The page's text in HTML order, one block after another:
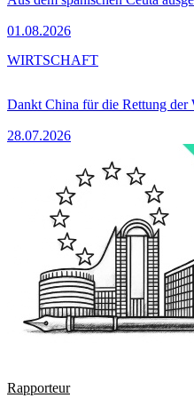
01.08.2026
Dankt China für die Rettung
28.07.2026
WIRTSCHAFT
Rapporteur